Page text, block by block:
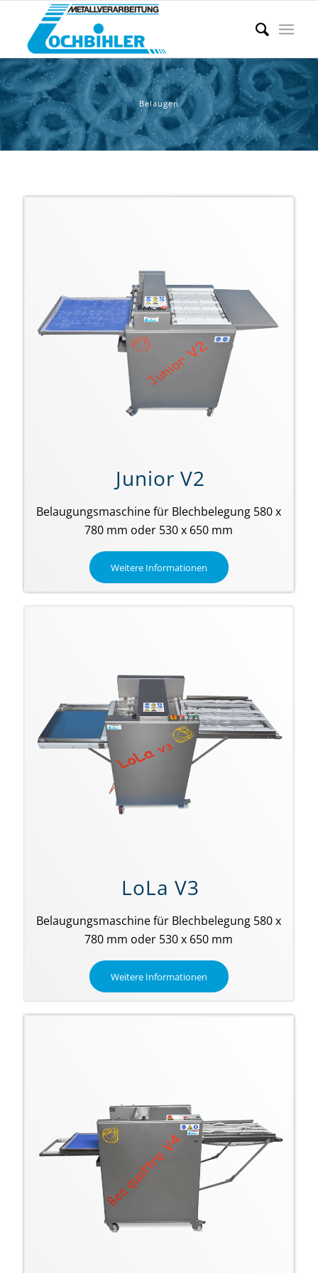
Belaugen
Junior V2
Belaugungsmaschine für Blechbelegung 580 x
780 mm oder 530 x 650 mm
Weitere Informationen
LoLa V3
Belaugungsmaschine für Blechbelegung 580 x
780 mm oder 530 x 650 mm
Weitere Informationen